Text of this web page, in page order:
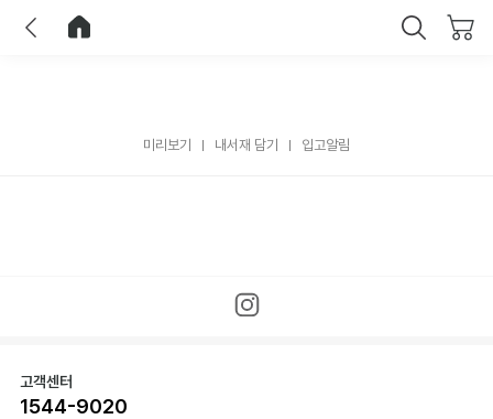
미리보기 내서재 담기 입고알림
고객센터
1544-9020